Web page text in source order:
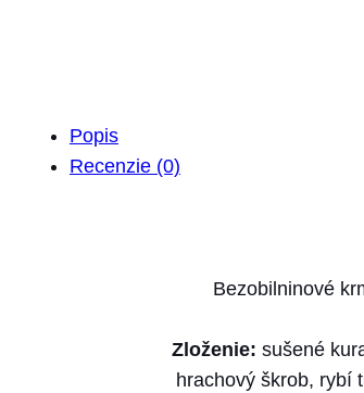
Popis
Recenzie (0)
Bezobilninové
Zloženie: sušené
hrachový škrob, rybí